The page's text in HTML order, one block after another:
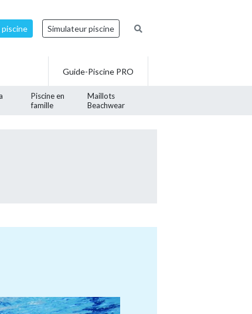
Simulateur piscine
Piscine en
famille
Maillots
Beachwear
Guide-Piscine PRO